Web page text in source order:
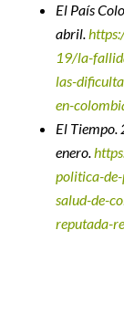
El País
abril.
19/la-
las-
en-
El Tiempo.
enero.
politica-
salud-de-
reputada-